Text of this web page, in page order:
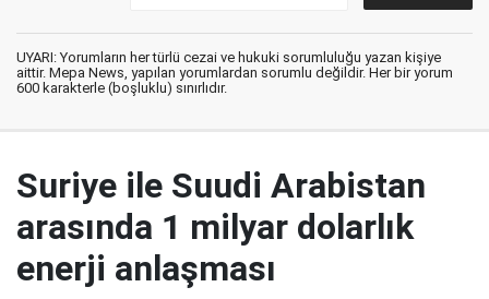
UYARI: Yorumların her türlü cezai ve hukuki sorumluluğu yazan kişiye
aittir. Mepa News, yapılan yorumlardan sorumlu değildir. Her bir yorum
600 karakterle (boşluklu) sınırlıdır.
Suriye ile Suudi Arabistan
arasında 1 milyar dolarlık
enerji anlaşması